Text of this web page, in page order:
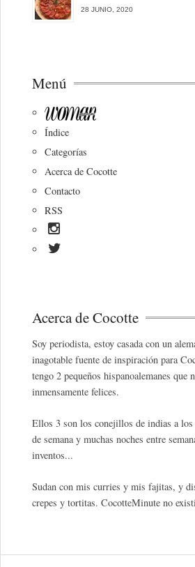
28 JUNIO, 2020
Menú
Índice
Categorías
Acerca de Cocotte
Contacto
RSS
Acerca de Cocotte
Soy periodista, estoy casada con un
inagotable fuente de inspiración para
tengo 2 pequeños hispanoalemanes que
inmensamente felices.
Ellos 3 son los conejillos de indias a los
de semana y muchas noches entre
inventos...
Sudan con mis curries y mis fajitas, y
crepes y tortitas. CocotteMinute no